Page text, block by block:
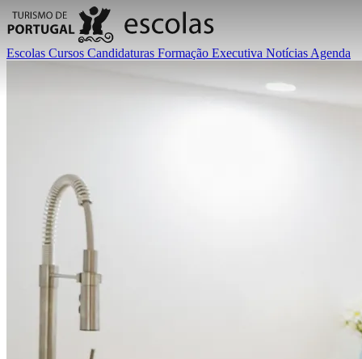
Escolas Cursos Candidaturas Formação Executiva Notícias Agenda